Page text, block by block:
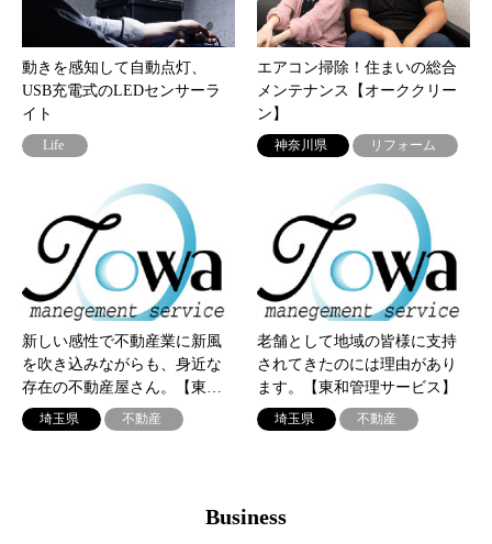
動きを感知して自動点灯、
USB充電式のLEDセンサーラ
イト
Life
エアコン掃除！住まいの総合
メンテナンス【オーククリー
ン】
神奈川県 リフォーム
新しい感性で不動産業に新風
を吹き込みながらも、身近な
存在の不動産屋さん。【東…
埼玉県 不動産
老舗として地域の皆様に支持
されてきたのには理由があり
ます。【東和管理サービス】
埼玉県 不動産
Business